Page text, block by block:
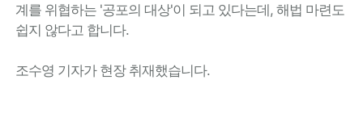
계를 위협하는 '공포의 대상'이 되고 있다는데, 해법 마련도
쉽지 않다고 합니다.
조수영 기자가 현장 취재했습니다.